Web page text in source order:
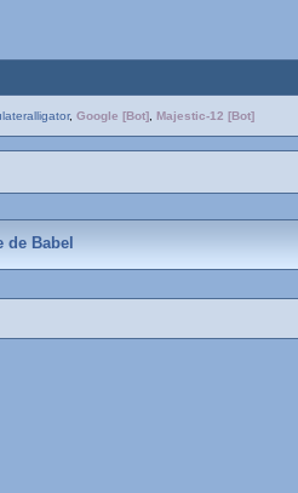
, Google [Bot] Majestic-12 [Bot]
de Babel